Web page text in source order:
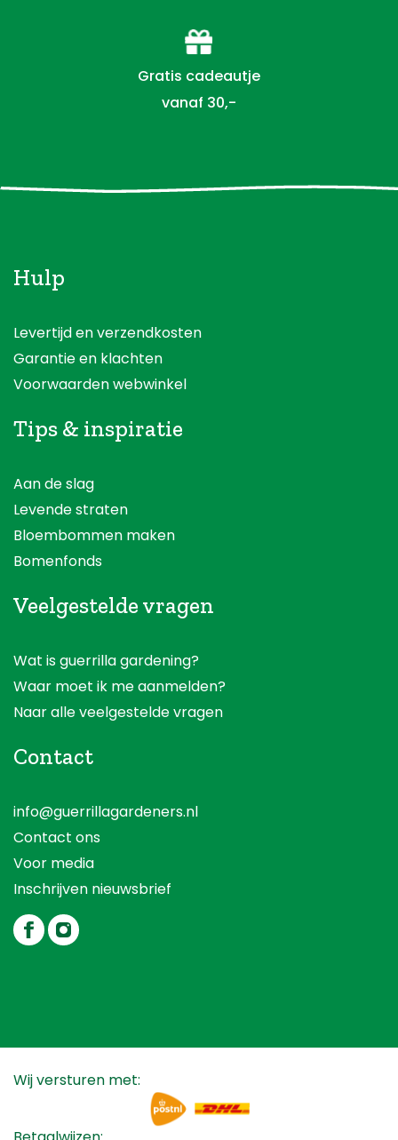
Gratis cadeautje
vanaf 30,-
Hulp
Levertijd en verzendkosten
Garantie en klachten
Voorwaarden webwinkel
Tips & inspiratie
Aan de slag
Levende straten
Bloembommen maken
Bomenfonds
Veelgestelde vragen
Wat is guerrilla gardening?
Waar moet ik me aanmelden?
Naar alle veelgestelde vragen
Contact
info@guerrillagardeners.nl
Contact ons
Voor media
Inschrijven nieuwsbrief
Wij versturen met: